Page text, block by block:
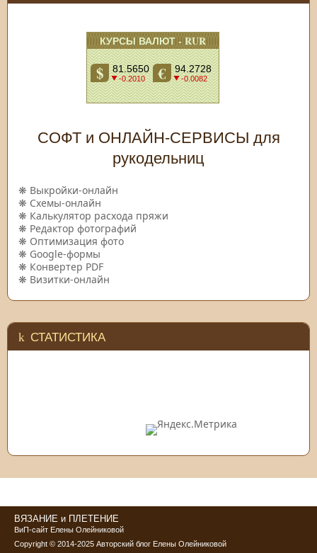
СОФТ и ОНЛАЙН-СЕРВИСЫ для
рукодельниц
❋ Выкройки-онлайн
❋ Схемы-онлайн
❋ Калькулятор расхода пряжи
❋ Редактор фотографий
❋ Оптимизация фото
❋ Google-формы
❋ Конвертер PDF
❋ Визитки-онлайн
СТАТИСТИКА
ВЯЗАНИЕ и ПЛЕТЕНИЕ
ВиП-сайт Елены Олейниковой
Copyright © 2014-2025 Авторский блог Елены Олейниковой